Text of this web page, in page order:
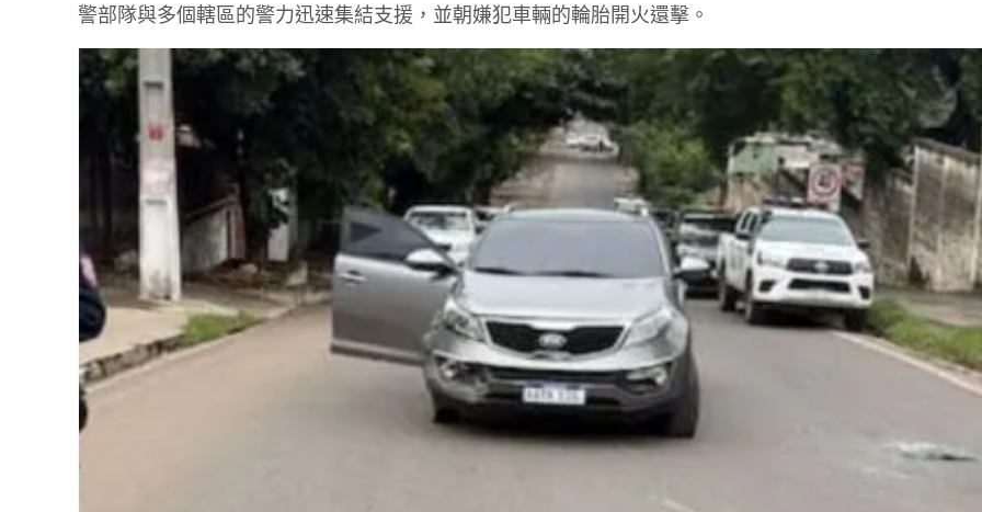
警部隊與多個轄區的警力迅速集結支援，並朝嫌犯車輛的輪胎開火還擊。